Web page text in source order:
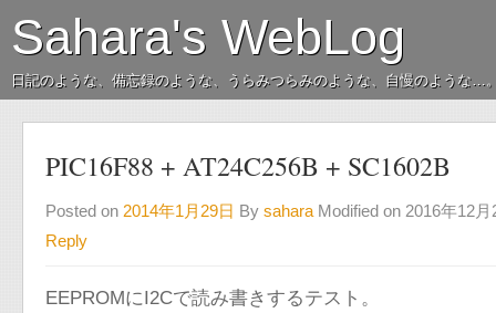
Sahara's WebLog
日記のような、備忘録のような、うらみつらみのような、自慢のような…
PIC16F88 + AT24C256B + SC1602B
Posted on 2014年1月29日 By sahara Modified on 2016年12月
Reply
EEPROMにI2Cで読み書きするテスト。